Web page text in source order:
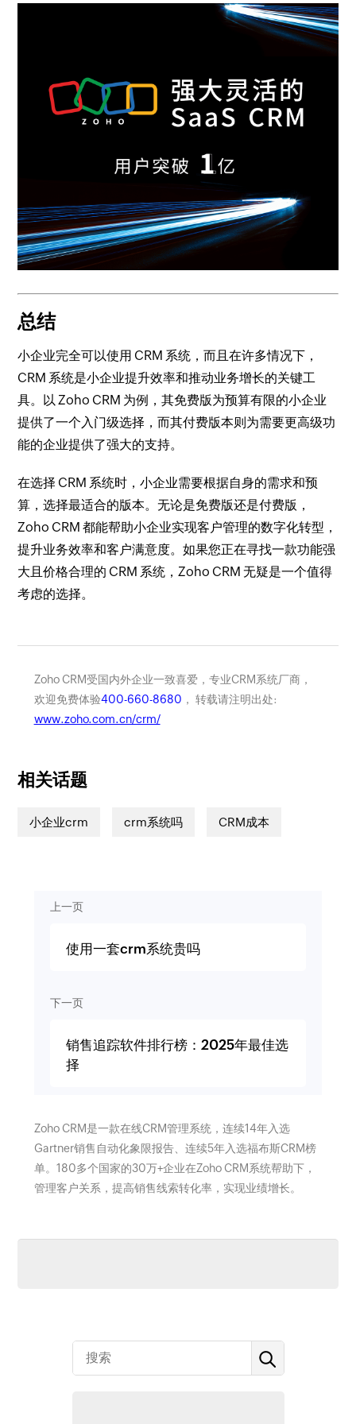
总结
小企业完全可以使用 CRM 系统，而且在许多情况下，
CRM 系统是小企业提升效率和推动业务增长的关键工
具。以 Zoho CRM 为例，其免费版为预算有限的小企业
提供了一个入门级选择，而其付费版本则为需要更高级功
能的企业提供了强大的支持。
在选择 CRM 系统时，小企业需要根据自身的需求和预
算，选择最适合的版本。无论是免费版还是付费版，
Zoho CRM 都能帮助小企业实现客户管理的数字化转型，
提升业务效率和客户满意度。如果您正在寻找一款功能强
大且价格合理的 CRM 系统，Zoho CRM 无疑是一个值得
考虑的选择。
Zoho CRM受国内外企业一致喜爱，专业CRM系统厂商，
欢迎免费体验400-660-8680 ， 转载请注明出处:
www.zoho.com.cn/crm/
相关话题
小企业crm crm系统吗 CRM成本
上一页
使用一套crm系统贵吗
下一页
销售追踪软件排行榜：2025年最佳选
择
Zoho CRM是一款在线CRM管理系统，连续14年入选
Gartner销售自动化象限报告、连续5年入选福布斯CRM榜
单。180多个国家的30万+企业在Zoho CRM系统帮助下，
管理客户关系，提高销售线索转化率，实现业绩增长。